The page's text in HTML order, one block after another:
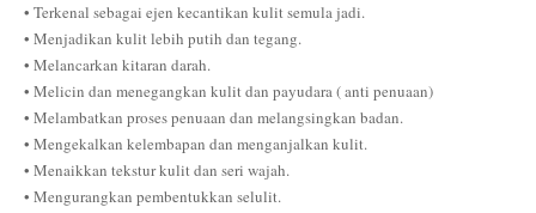
• Terkenal sebagai ejen kecantikan kulit semula jadi.
• Menjadikan kulit lebih putih dan tegang.
• Melancarkan kitaran darah.
• Melicin dan menegangkan kulit dan payudara ( anti penuaan)
• Melambatkan proses penuaan dan melangsingkan badan.
• Mengekalkan kelembapan dan menganjalkan kulit.
• Menaikkan tekstur kulit dan seri wajah.
• Mengurangkan pembentukkan selulit.